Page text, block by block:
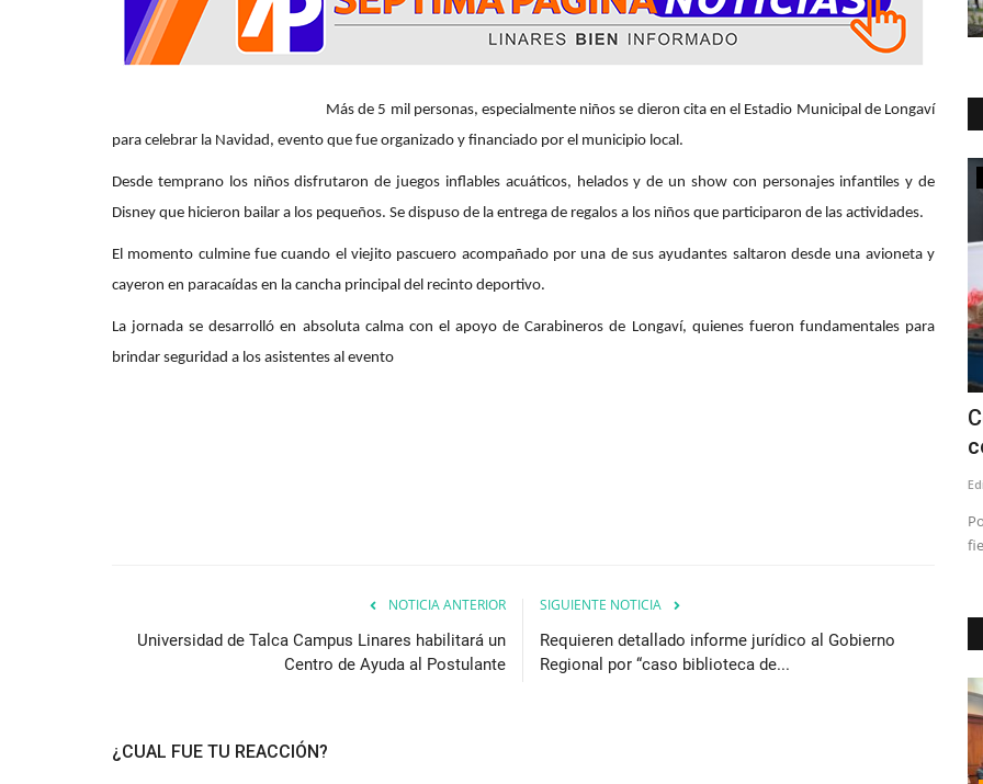
Más de 5 mil personas, especialmente niños se dieron cita en el Estadio Municipal de Longaví
para celebrar la Navidad, evento que fue organizado y financiado por el municipio local.
Desde temprano los niños disfrutaron de juegos inflables acuáticos, helados y de un show con personajes infantiles y de
Disney que hicieron bailar a los pequeños. Se dispuso de la entrega de regalos a los niños que participaron de las actividades.
El momento culmine fue cuando el viejito pascuero acompañado por una de sus ayudantes saltaron desde una avioneta y
cayeron en paracaídas en la cancha principal del recinto deportivo.
La jornada se desarrolló en absoluta calma con el apoyo de Carabineros de Longaví, quienes fueron fundamentales para
brindar seguridad a los asistentes al evento
NOTICIA ANTERIOR
Universidad de Talca Campus Linares habilitará un
Centro de Ayuda al Postulante
SIGUIENTE NOTICIA
Requieren detallado informe jurídico al Gobierno
Regional por “caso biblioteca de...
¿CUAL FUE TU REACCIÓN?
Tribunales Espectáculos